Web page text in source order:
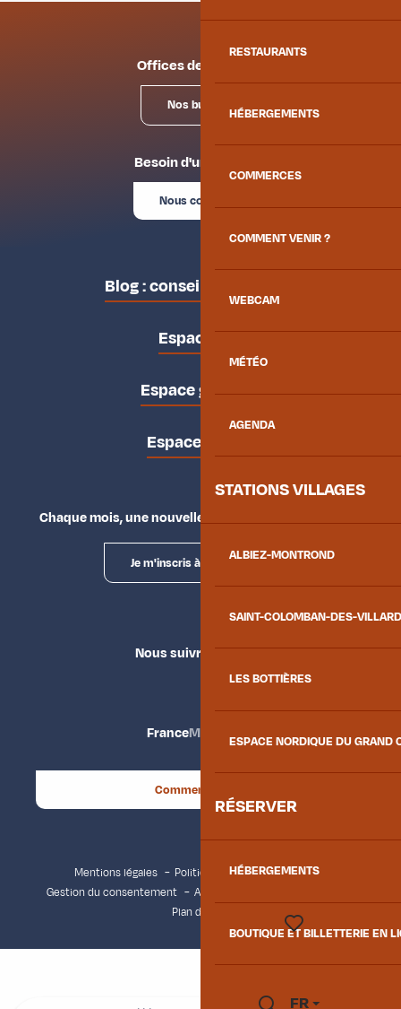
RESTAURANTS
HÉBERGEMENTS
COMMERCES
COMMENT VENIR ?
WEBCAM
MÉTÉO
AGENDA
STATIONS VILLAGES
ALBIEZ-MONTROND
SAINT-COLOMBAN-DES-
LES BOTTIÈRES
ESPACE NORDIQUE DU GRAND
RÉSERVER
HÉBERGEMENTS
BOUTIQUE ET BILLETTERIE EN
FR
Offices de tourisme
Nos bureaux
Besoin d'un conseil ?
Nous contacter
Blog : conseils des locaux
Espace pro
Espace groupes
Espace presse
Chaque mois, une nouvelle façon d'explorer la vallée.
Je m'inscris à la newsletter
Nous suivre
FranceMaurienne
Comment venir ?
Mentions légales
Politique de confidentialité
Gestion du consentement
Accessibilité : non conforme
Plan du site